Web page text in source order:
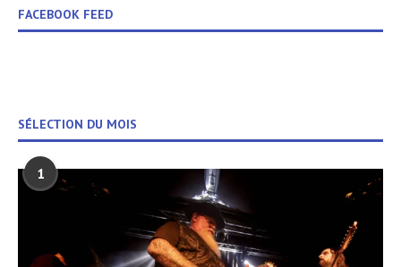
FACEBOOK FEED
SÉLECTION DU MOIS
1